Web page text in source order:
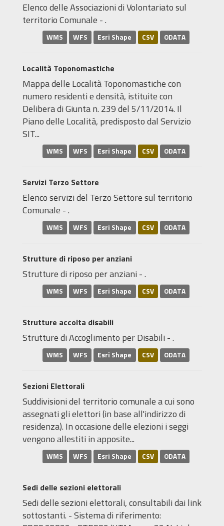
Elenco delle Associazioni di Volontariato sul
territorio Comunale - .
WMS WFS Esri Shape CSV ODATA
Località Toponomastiche
Mappa delle Località Toponomastiche con
numero residenti e densità, istituite con
Delibera di Giunta n. 239 del 5/11/2014. Il
Piano delle Località, predisposto dal Servizio
SIT...
WMS WFS Esri Shape CSV ODATA
Servizi Terzo Settore
Elenco servizi del Terzo Settore sul territorio
Comunale - .
WMS WFS Esri Shape CSV ODATA
Strutture di riposo per anziani
Strutture di riposo per anziani - .
WMS WFS Esri Shape CSV ODATA
Strutture accolta disabili
Strutture di Accoglimento per Disabili - .
WMS WFS Esri Shape CSV ODATA
Sezioni Elettorali
Suddivisioni del territorio comunale a cui sono
assegnati gli elettori (in base all'indirizzo di
residenza). In occasione delle elezioni i seggi
vengono allestiti in apposite...
WMS WFS Esri Shape CSV ODATA
Sedi delle sezioni elettorali
Sedi delle sezioni elettorali, consultabili dai link
sottostanti. - Sistema di riferimento: